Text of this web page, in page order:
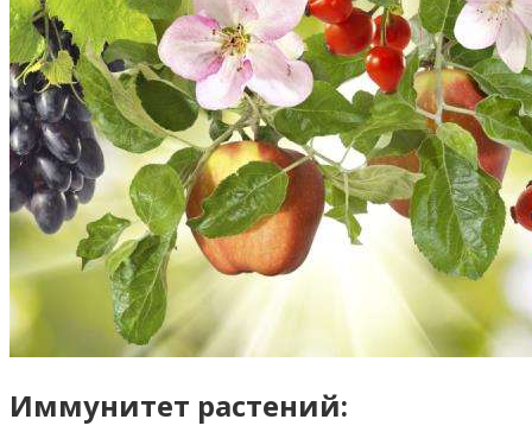
Иммунитет растений: